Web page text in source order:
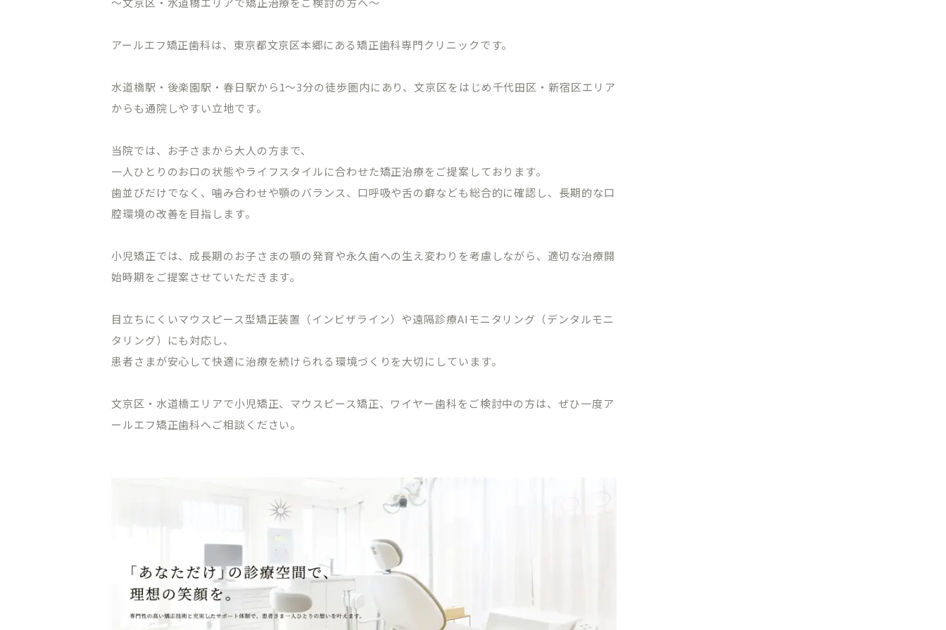
アールエフ矯正歯科は、東京都文京区本郷にある矯正歯科専門クリニックです。
水道橋駅・後楽園駅・春日駅から1～3分の徒歩圏内にあり、文京区をはじめ千代田区・新宿区エリア
からも通院しやすい立地です。
当院では、お子さまから大人の方まで、
一人ひとりのお口の状態やライフスタイルに合わせた矯正治療をご提案しております。
歯並びだけでなく、噛み合わせや顎のバランス、口呼吸や舌の癖なども総合的に確認し、長期的な口
腔環境の改善を目指します。
小児矯正では、成長期のお子さまの顎の発育や永久歯への生え変わりを考慮しながら、適切な治療開
始時期をご提案させていただきます。
目立ちにくいマウスピース型矯正装置（インビザライン）や遠隔診療AIモニタリング（デンタルモニ
タリング）にも対応し、
患者さまが安心して快適に治療を続けられる環境づくりを大切にしています。
文京区・水道橋エリアで小児矯正、マウスピース矯正、ワイヤー歯科をご検討中の方は、ぜひ一度ア
ールエフ矯正歯科へご相談ください。